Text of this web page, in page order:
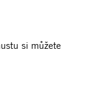
si můžete